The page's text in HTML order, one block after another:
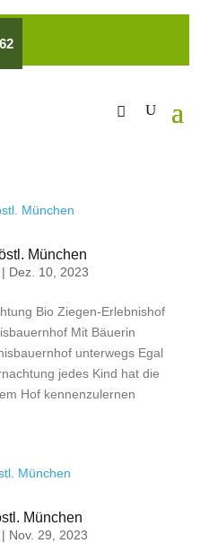
München
| Dez. 10, 2023
Bio Ziegen-Erlebnishof
Mit Bäuerin
unterwegs Egal
jedes Kind hat die
Hof kennenzulernen
München
| Nov. 29, 2023